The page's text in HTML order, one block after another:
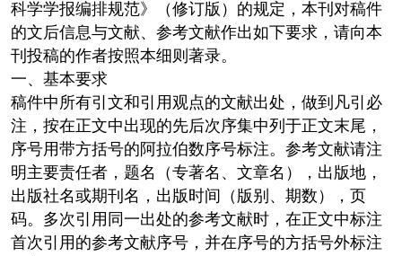
科学学报编排规范》（修订版）的规定，本刊对稿件
的文后信息与文献、参考文献作出如下要求，请向本
刊投稿的作者按照本细则著录。
一、基本要求
稿件中所有引文和引用观点的文献出处，做到凡引必
注，按在正文中出现的先后次序集中列于正文末尾，
序号用带方括号的阿拉伯数序号标注。参考文献请注
明主要责任者，题名（专著名、文章名），出版地，
出版社名或期刊名，出版时间（版别、期数），页
码。多次引用同一出处的参考文献时，在正文中标注
首次引用的参考文献序号，并在序号的方括号外标注